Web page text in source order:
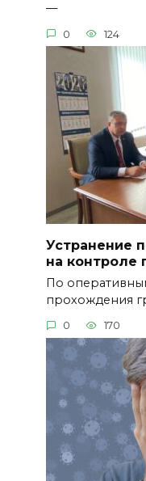
—
0 124
Устранение
на контроле
По
прохождения
0 170